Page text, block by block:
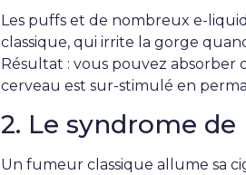
Les puffs et de nombreux e-
classique, qui irrite la gorge
Résultat : vous pouvez absorber
cerveau est sur-stimulé en
2. Le syndrome
Un fumeur classique allume sa